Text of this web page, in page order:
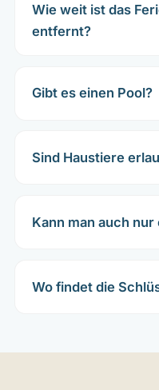
Wie weit ist das
entfernt?
Gibt es einen Pool?
Sind Haustiere
Kann man auch
Wo findet die